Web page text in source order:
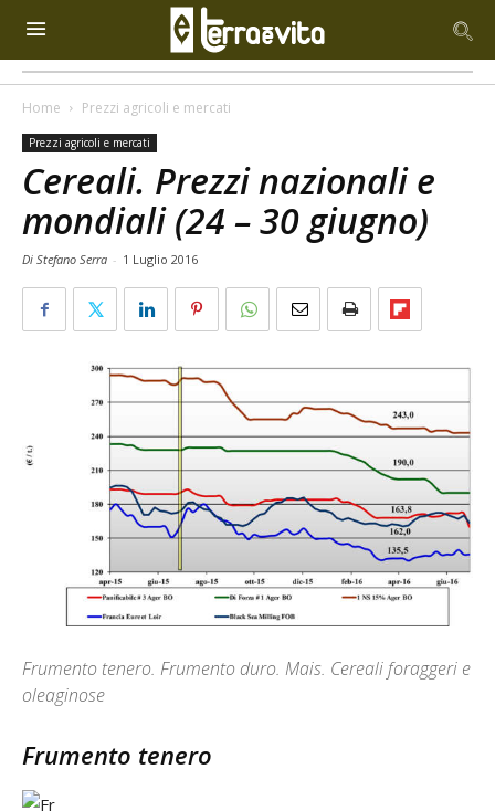
Home Prezzi agricoli e mercati
Prezzi agricoli e mercati
Cereali. Prezzi nazionali e
mondiali (24 – 30 giugno)
Di Stefano Serra - 1 Luglio 2016
Frumento tenero. Frumento duro. Mais. Cereali foraggeri e
oleaginose
Frumento tenero